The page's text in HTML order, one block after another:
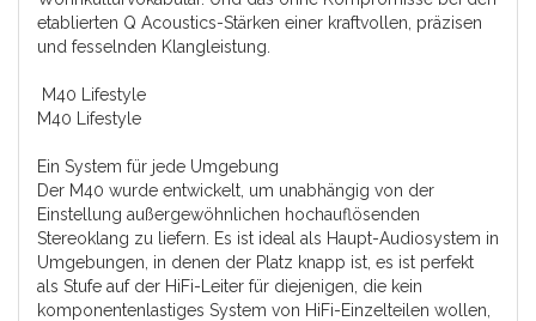
etablierten Q Acoustics-Stärken einer kraftvollen, präzisen
und fesselnden Klangleistung.
M40 Lifestyle
M40 Lifestyle
Ein System für jede Umgebung
Der M40 wurde entwickelt, um unabhängig von der
Einstellung außergewöhnlichen hochauflösenden
Stereoklang zu liefern. Es ist ideal als Haupt-Audiosystem in
Umgebungen, in denen der Platz knapp ist, es ist perfekt
als Stufe auf der HiFi-Leiter für diejenigen, die kein
komponentenlastiges System von HiFi-Einzelteilen wollen,